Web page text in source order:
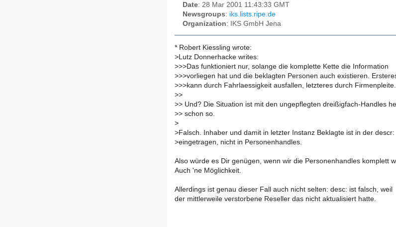
Date: 28 Mar 2001 11:43:33 GMT
Newsgroups: iks.lists.ripe.de
Organization: IKS GmbH Jena
* Robert Kiessling wrote:
>Lutz Donnerhacke writes:
>>>Das funktioniert nur, solange die komplette Kette die Information
>>>vorliegen hat und die beklagten Personen auch existieren.
>>>kann durch Fahrlaessigkeit ausfallen, letzteres durch Firmenpleite.
>>
>> Und? Die Situation ist mit den ungepflegten dreißigfach-Handles
>> schon so.
>
>Falsch. Inhaber und damit in letzter Instanz Beklagte ist in der descr:
>eingetragen, nicht in Personenhandles.
Also würde es Dir genügen, wenn wir die Personenhandles komplett
Auch 'ne Möglichkeit.
Allerdings ist genau dieser Fall auch nicht selten: desc: ist falsch, weil
der mittlerweile verstorbene Reseller das nicht aktualisiert hatte.